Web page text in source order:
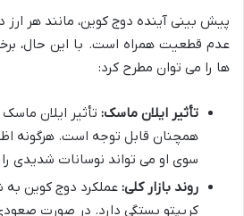
پیش بینی آینده دوج کوین، مانند هر ارز
عدم قطعیت همراه است. با این حال،
ها را می توان مطرح کرد:
تأثیر ایلان ماسک: تأثیر ایلان
همچنان قابل توجه است. هرگونه
سوی او می تواند نوسانات شدیدی
روند بازار کلی: عملکرد دوج کوین به
کریپتو بستگی دارد. در صورت